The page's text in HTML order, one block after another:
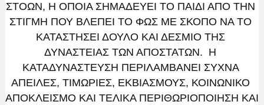
ΣΤΟΩΝ, Η ΟΠΟΙΑ ΣΗΜΑΔΕΥΕΙ ΤΟ ΠΑΙΔΙ ΑΠΟ ΤΗΝ
ΣΤΙΓΜΗ ΠΟΥ ΒΛΕΠΕΙ ΤΟ ΦΩΣ ΜΕ ΣΚΟΠΟ ΝΑ ΤΟ
ΚΑΤΑΣΤΗΣΕΙ ΔΟΥΛΟ ΚΑΙ ΔΕΣΜΙΟ ΤΗΣ
ΔΥΝΑΣΤΕΙΑΣ ΤΩΝ ΑΠΟΣΤΑΤΩΝ.  Η
ΚΑΤΑΔΥΝΑΣΤΕΥΣΗ ΠΕΡΙΛΑΜΒΑΝΕΙ ΣΥΧΝΑ
ΑΠΕΙΛΕΣ, ΤΙΜΩΡΙΕΣ, ΕΚΒΙΑΣΜΟΥΣ, ΚΟΙΝΩΝΙΚΟ
ΑΠΟΚΛΕΙΣΜΟ ΚΑΙ ΤΕΛΙΚΑ ΠΕΡΙΘΩΡΙΟΠΟΙΗΣΗ ΚΑΙ